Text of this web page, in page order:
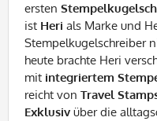
ersten
ist Heri als Marke und
Stempelkugelschreiber
heute brachte Heri
mit integriertem
reicht von Travel
Exklusiv über die